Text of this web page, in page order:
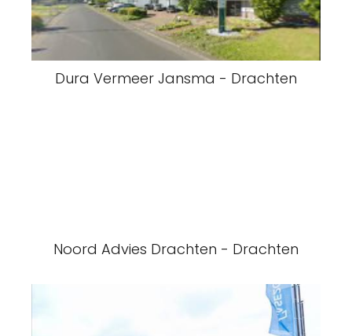
Dura Vermeer Jansma - Drachten
Noord Advies Drachten - Drachten